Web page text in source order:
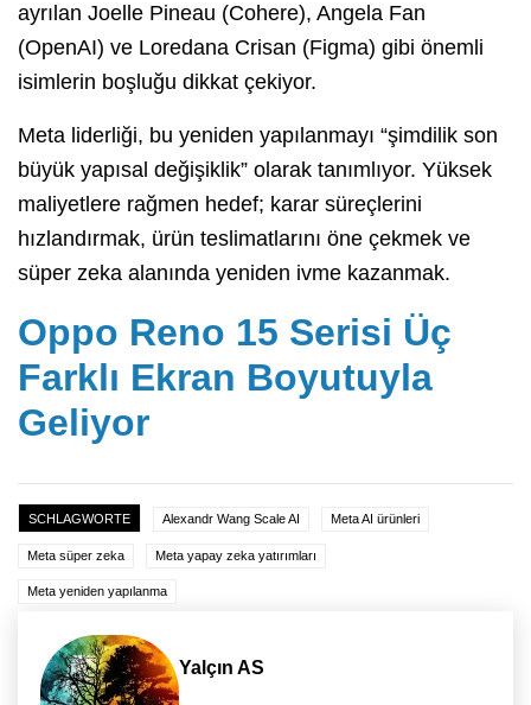
ayrılan Joelle Pineau (Cohere), Angela Fan
(OpenAI) ve Loredana Crisan (Figma) gibi önemli
isimlerin boşluğu dikkat çekiyor.
Meta liderliği, bu yeniden yapılanmayı “şimdilik son
büyük yapısal değişiklik” olarak tanımlıyor. Yüksek
maliyetlere rağmen hedef; karar süreçlerini
hızlandırmak, ürün teslimatlarını öne çekmek ve
süper zeka alanında yeniden ivme kazanmak.
Oppo Reno 15 Serisi Üç
Farklı Ekran Boyutuyla
Geliyor
SCHLAGWORTE Alexandr Wang Scale AI Meta AI ürünleri
Meta süper zeka Meta yapay zeka yatırımları
Meta yeniden yapılanma
Yalçın AS